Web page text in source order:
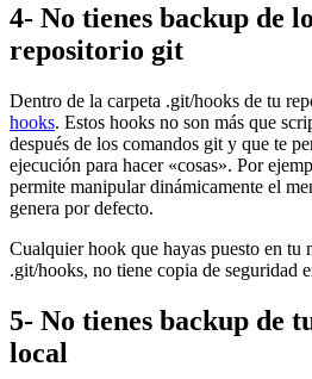
4- No tienes backup de
repositorio git
Dentro de la carpeta .git/hooks de tu
hooks. Estos hooks no son más que
después de los comandos git y que te
ejecución para hacer «cosas». Por
permite manipular dinámicamente el
genera por defecto.
Cualquier hook que hayas puesto en tu
.git/hooks, no tiene copia de seguridad
5- No tienes backup de
local